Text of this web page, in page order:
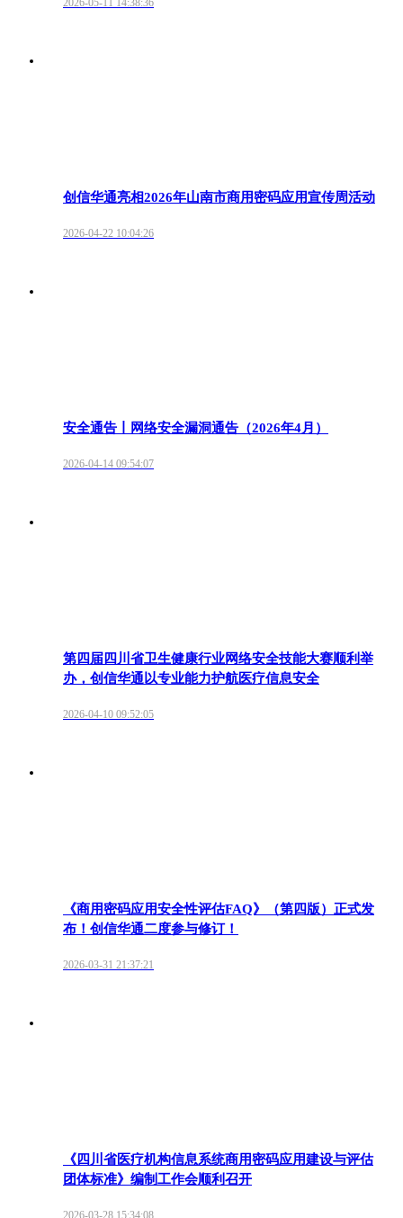
创信华通亮相2026年山南市商用密码应用宣传周活动
2026-04-22 10:04:26
安全通告丨网络安全漏洞通告（2026年4月）
2026-04-14 09:54:07
第四届四川省卫生健康行业网络安全技能大赛顺利举
办，创信华通以专业能力护航医疗信息安全
2026-04-10 09:52:05
《商用密码应用安全性评估FAQ》（第四版）正式发
布！创信华通二度参与修订！
2026-03-31 21:37:21
《四川省医疗机构信息系统商用密码应用建设与评估
团体标准》编制工作会顺利召开
2026-03-28 15:34:08